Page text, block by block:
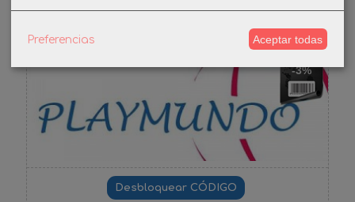
-3%
Preferencias Aceptar todas